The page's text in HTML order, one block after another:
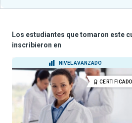
Los estudiantes que tomaron este
inscribieron en
NIVEL AVANZADO
CERTIFICADO